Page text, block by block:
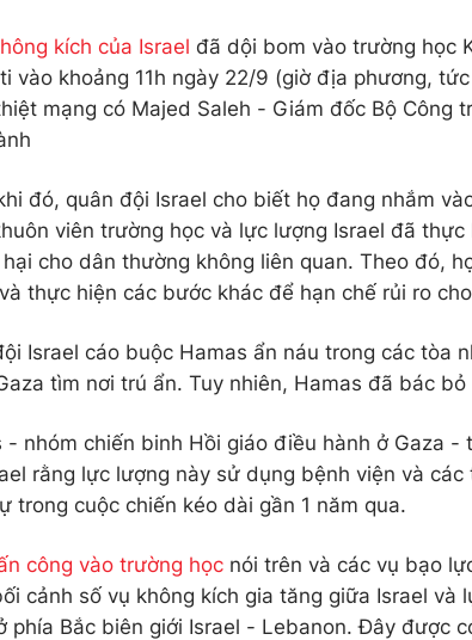
kích của Israel đã dội bom vào trường học
vào khoảng 11h ngày 22/9 (giờ địa phương,
mạng có Majed Saleh - Giám đốc Bộ Công
đó, quân đội Israel cho biết họ đang nhắm
viên trường học và lực lượng Israel đã
hại cho dân thường không liên quan. Theo đó,
thực hiện các bước khác để hạn chế rủi ro
Israel cáo buộc Hamas ẩn náu trong các tòa
tìm nơi trú ẩn. Tuy nhiên, Hamas đã bác
- nhóm chiến binh Hồi giáo điều hành ở Gaza -
rằng lực lượng này sử dụng bệnh viện và
trong cuộc chiến kéo dài gần 1 năm qua.
công vào trường học nói trên và các vụ bạo
cảnh số vụ không kích gia tăng giữa Israel và
phía Bắc biên giới Israel - Lebanon. Đây được